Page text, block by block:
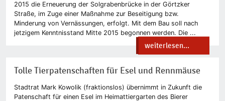
2015 die Erneuerung der Solgrabenbrücke in der Görtzker
Straße, im Zuge einer Maßnahme zur Beseitigung bzw.
Minderung von Vernässungen, erfolgt. Mit dem Bau soll nach
jetzigem Kenntnisstand Mitte 2015 begonnen werden. Die ...
weiterlesen...
Tolle Tierpatenschaften für Esel und Rennmäuse
Stadtrat Mark Kowolik (fraktionslos) übernimmt in Zukunft die
Patenschaft für einen Esel im Heimattiergarten des Bierer